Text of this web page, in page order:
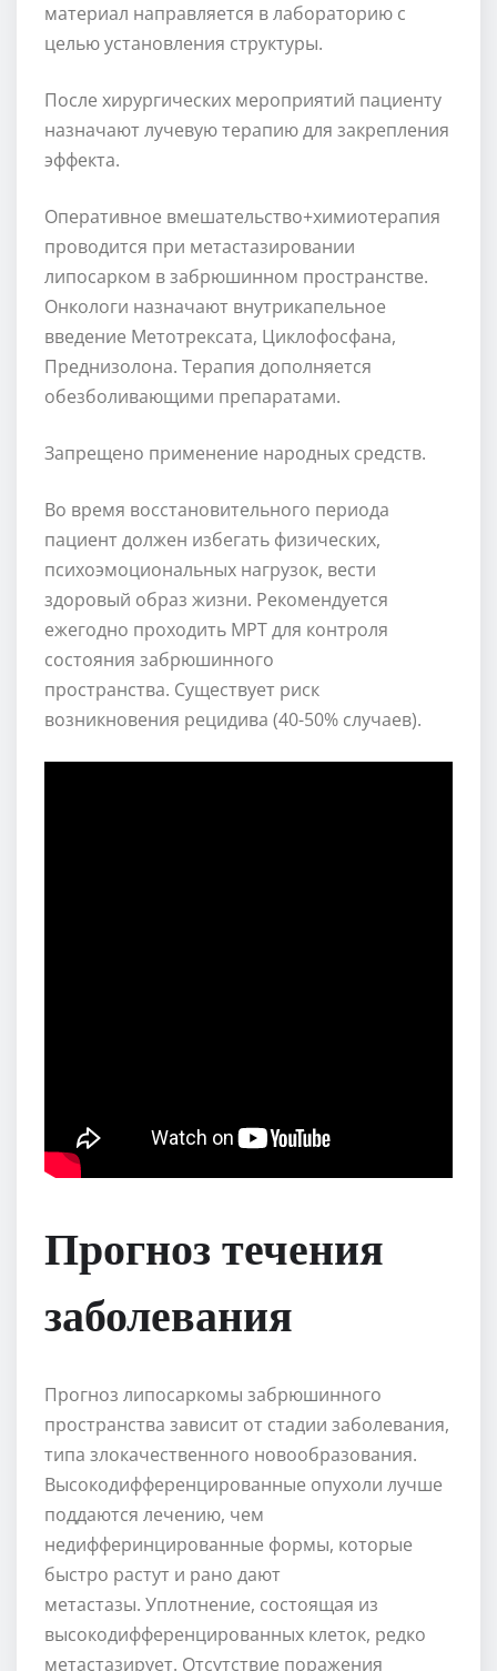
материал направляется в лабораторию с
целью установления структуры.
После хирургических мероприятий пациенту
назначают лучевую терапию для закрепления
эффекта.
Оперативное вмешательство+химиотерапия
проводится при метастазировании
липосарком в забрюшинном пространстве.
Онкологи назначают внутрикапельное
введение Метотрексата, Циклофосфана,
Преднизолона. Терапия дополняется
обезболивающими препаратами.
Запрещено применение народных средств.
Во время восстановительного периода
пациент должен избегать физических,
психоэмоциональных нагрузок, вести
здоровый образ жизни. Рекомендуется
ежегодно проходить МРТ для контроля
состояния забрюшинного
пространства. Существует риск
возникновения рецидива (40-50% случаев).
Прогноз течения
заболевания
Прогноз липосаркомы забрюшинного
пространства зависит от стадии заболевания,
типа злокачественного новообразования.
Высокодифференцированные опухоли лучше
поддаются лечению, чем
недифферинцированные формы, которые
быстро растут и рано дают
метастазы. Уплотнение, состоящая из
высокодифференцированных клеток, редко
метастазирует. Отсутствие поражения